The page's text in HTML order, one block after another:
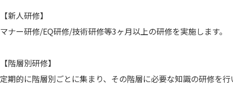
【新⼈研修】
マナー研修/EQ研修/技術研修等3ヶ⽉以上の研修を実施します。
【階層別研修】
定期的に階層別ごとに集まり、その階層に必要な知識の研修を⾏